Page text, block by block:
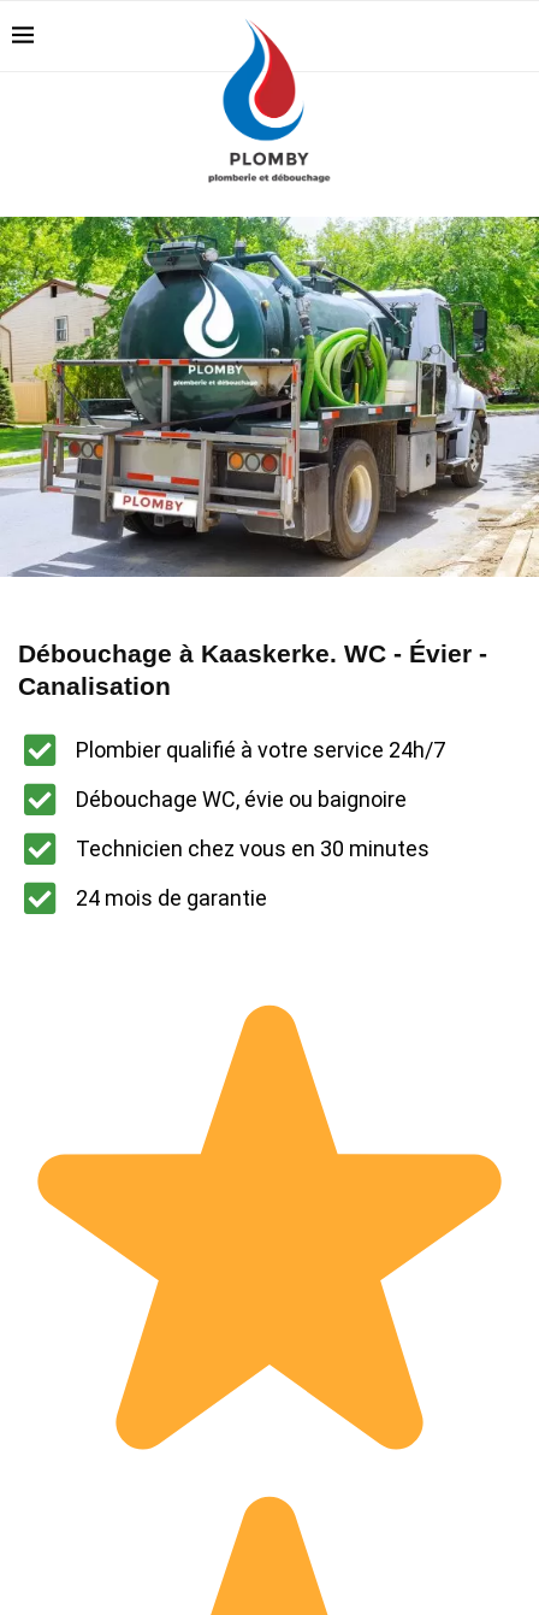
Débouchage à Kaaskerke. WC - Évier -
Canalisation
Plombier qualifié à votre service 24h/7
Débouchage WC, évie ou baignoire
Technicien chez vous en 30 minutes
24 mois de garantie